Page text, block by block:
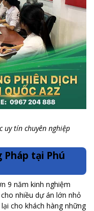
uy tín chuyên nghiệp
tại Phú
9 năm kinh nghiệm
nhiều dự án lớn nhỏ
cho khách hàng những